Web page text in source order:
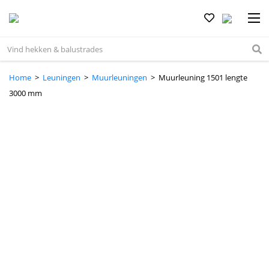
Home > Leuningen > Muurleuningen > Muurleuning 1501 lengte
3000 mm